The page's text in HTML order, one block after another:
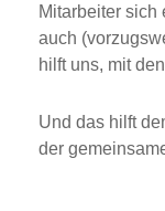
Mitarbeiter sich
auch
hilft uns, mit
Und das hilft
der